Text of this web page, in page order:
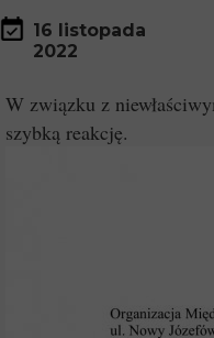
16 listopada
2022
W związku z
szybką reakcję.